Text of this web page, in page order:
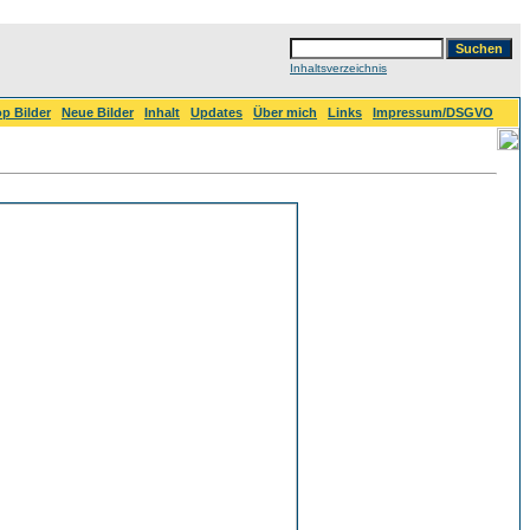
Inhaltsverzeichnis
Bilder Neue Bilder Inhalt Updates Über mich Links
Impressum/DSGVO